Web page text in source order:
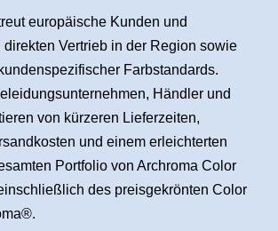
europäische Kunden und
direkten Vertrieb in der Region sowie
Farbstandards.
Händler und
von kürzeren Lieferzeiten,
und einem erleichterten
Portfolio von Archroma Color
des preisgekrönten Color